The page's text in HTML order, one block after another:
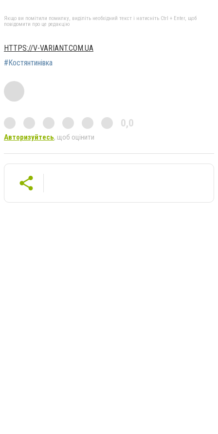
Якщо ви помітили помилку, виділіть необхідний текст і натисніть Ctrl + Enter, щоб
повідомити про це редакцію
HTTPS://V-VARIANT.COM.UA
#Костянтинівка
0,0
Авторизуйтесь, щоб оцінити